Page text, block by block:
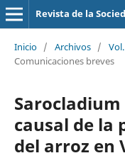
Revista de la
Inicio / Archivos /
Comunicaciones breves
causal de la
del arroz en